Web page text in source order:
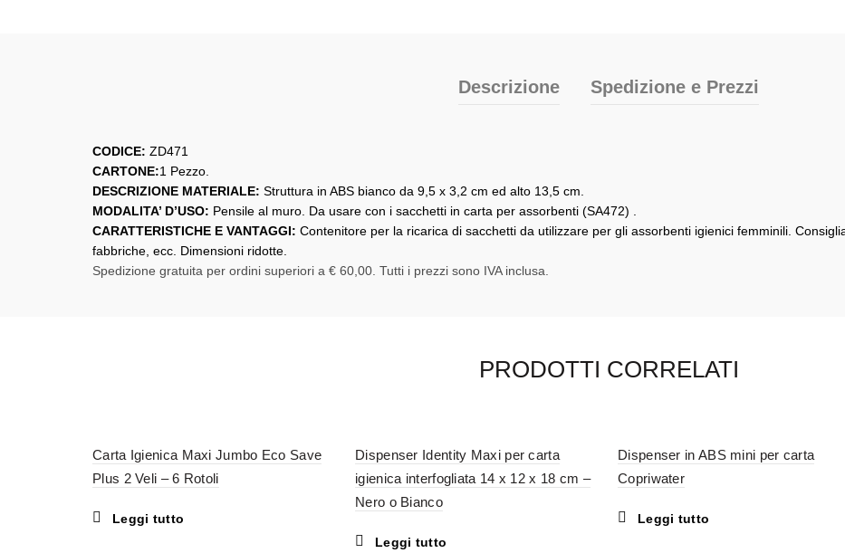
Descrizione Spedizione e Prezzi
CODICE: ZD471
CARTONE:1 Pezzo.
DESCRIZIONE MATERIALE: Struttura in ABS bianco da 9,5 x 3,2 cm ed alto 13,5 cm.
MODALITA’ D’USO: Pensile al muro. Da usare con i sacchetti in carta per assorbenti (SA472) .
CARATTERISTICHE E VANTAGGI: Contenitore per la ricarica di sacchetti da utilizzare per gli assorbenti igienici femminili.
fabbriche, ecc. Dimensioni ridotte.
Spedizione gratuita per ordini superiori a € 60,00. Tutti i prezzi sono IVA inclusa.
PRODOTTI CORRELATI
Carta Igienica Maxi Jumbo Eco Save
Plus 2 Veli – 6 Rotoli
Leggi tutto
Dispenser Identity Maxi per carta
igienica interfogliata 14 x 12 x 18 cm –
Nero o Bianco
Leggi tutto
Dispenser in ABS mini per carta
Copriwater
Leggi tutto